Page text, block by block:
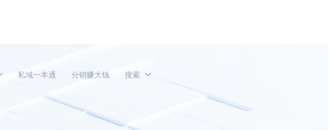
私域一本通 分销赚大钱 搜索
？社群运营怎么增加人数？